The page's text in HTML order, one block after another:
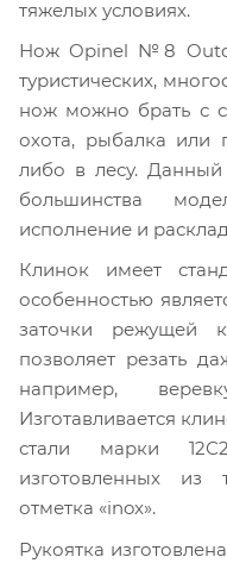
тяжелых условиях.
Нож Opinel №8
туристических,
нож можно брать с
охота, рыбалка или
либо в лесу. Данный
большинства
исполнение и
Клинок имеет
особенностью
заточки режущей
позволяет резать
например,
Изготавливается
стали марки
изготовленных из
отметка «inox».
Рукоятка